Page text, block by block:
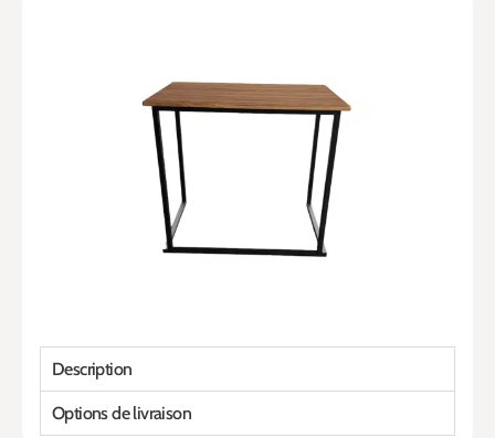
Description
Options de livraison